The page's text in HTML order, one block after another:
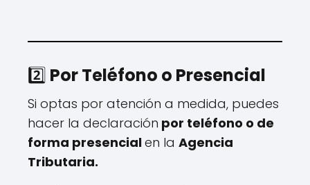
2️⃣ Por Teléfono o Presencial
Si optas por atención a medida, puedes
hacer la declaración por teléfono o de
forma presencialen la Agencia
Tributaria.